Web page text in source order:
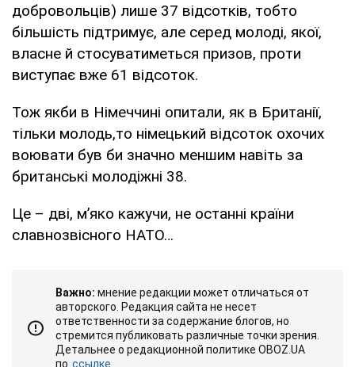
добровольців) лише 37 відсотків, тобто
більшість підтримує, але серед молоді, якої,
власне й стосуватиметься призов, проти
виступає вже 61 відсоток.
Тож якби в Німеччині опитали, як в Британії,
тільки молодь,то німецький відсоток охочих
воювати був би значно меншим навіть за
британські молодіжні 38.
Це – дві, м’яко кажучи, не останні країни
славнозвісного НАТО…
Важно: мнение редакции может отличаться от
авторского. Редакция сайта не несет
ответственности за содержание блогов, но
стремится публиковать различные точки зрения.
Детальнее о редакционной политике OBOZ.UA
по ссылке...